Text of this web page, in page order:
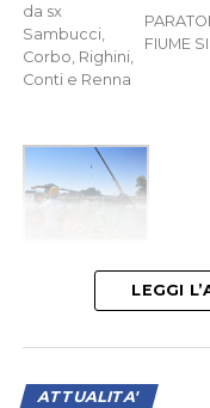
da sx
Sambucci,
Corbo, Righini,
Conti e Renna
FIUME
PARATOIA
LATINA– E’ stata
Consorzio di
LEGGI
ATTUALITA'